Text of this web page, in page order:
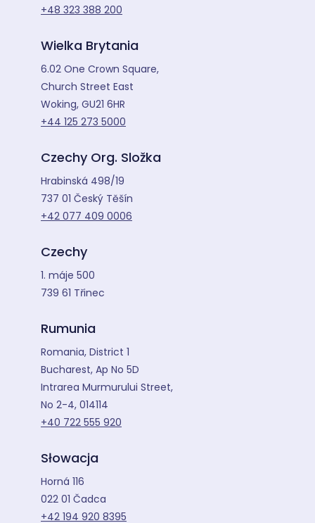
+48 323 388 200
Wielka Brytania
6.02 One Crown Square,
Church Street East
Woking, GU21 6HR
+44 125 273 5000
Czechy Org. Složka
Hrabinská 498/19
737 01 Český Těšín
+42 077 409 0006
Czechy
1. máje 500
739 61 Třinec
Rumunia
Romania, District 1
Bucharest, Ap No 5D
Intrarea Murmurului Street,
No 2-4, 014114
+40 722 555 920
Słowacja
Horná 116
022 01 Čadca
+42 194 920 8395